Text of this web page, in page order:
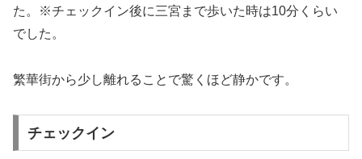
た。※チェックイン後に三宮まで歩いた時は10分くらい
でした。
繁華街から少し離れることで驚くほど静かです。
チェックイン